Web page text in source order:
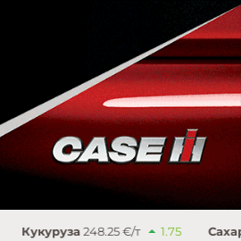
248.25 €/т 1.75 Сахар503.4 €/т